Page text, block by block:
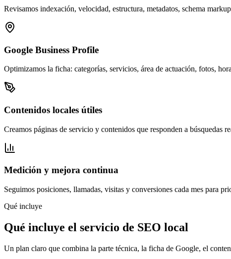
Revisamos indexación, velocidad, estructura, metadatos, schema
Google Business Profile
Optimizamos la ficha: categorías, servicios, área de actuación, fotos,
Contenidos locales útiles
Creamos páginas de servicio y contenidos que responden a búsquedas
Medición y mejora continua
Seguimos posiciones, llamadas, visitas y conversiones cada mes para
Qué incluye
Qué incluye el servicio de SEO local
Un plan claro que combina la parte técnica, la ficha de Google, el